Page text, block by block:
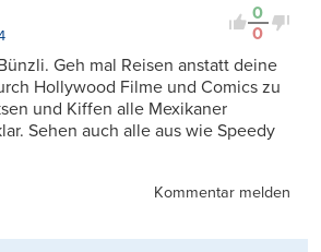
0
0
Geh mal Reisen anstatt deine
Hollywood Filme und Comics zu
und Kiffen alle Mexikaner
Sehen auch alle aus wie Speedy
Kommentar melden